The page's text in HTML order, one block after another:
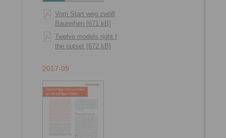
Vom Start weg zwölf
Baureihen [671 kB]
Twelve models right from
the outset [672 kB]
2017-09